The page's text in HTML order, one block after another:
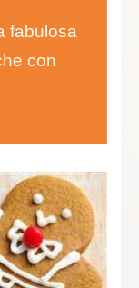
fabulosa
con